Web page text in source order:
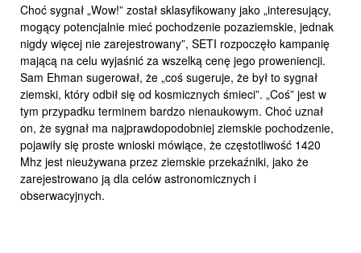
Choć sygnał „Wow!” został sklasyfikowany jako „interesujący,
mogący potencjalnie mieć pochodzenie pozaziemskie, jednak
nigdy więcej nie zarejestrowany”, SETI rozpoczęło kampanię
mającą na celu wyjaśnić za wszelką cenę jego proweniencji.
Sam Ehman sugerował, że „coś sugeruje, że był to sygnał
ziemski, który odbił się od kosmicznych śmieci”. „Coś” jest w
tym przypadku terminem bardzo nienaukowym. Choć uznał
on, że sygnał ma najprawdopodobniej ziemskie pochodzenie,
pojawiły się proste wnioski mówiące, że częstotliwość 1420
Mhz jest nieużywana przez ziemskie przekaźniki, jako że
zarejestrowano ją dla celów astronomicznych i
obserwacyjnych.